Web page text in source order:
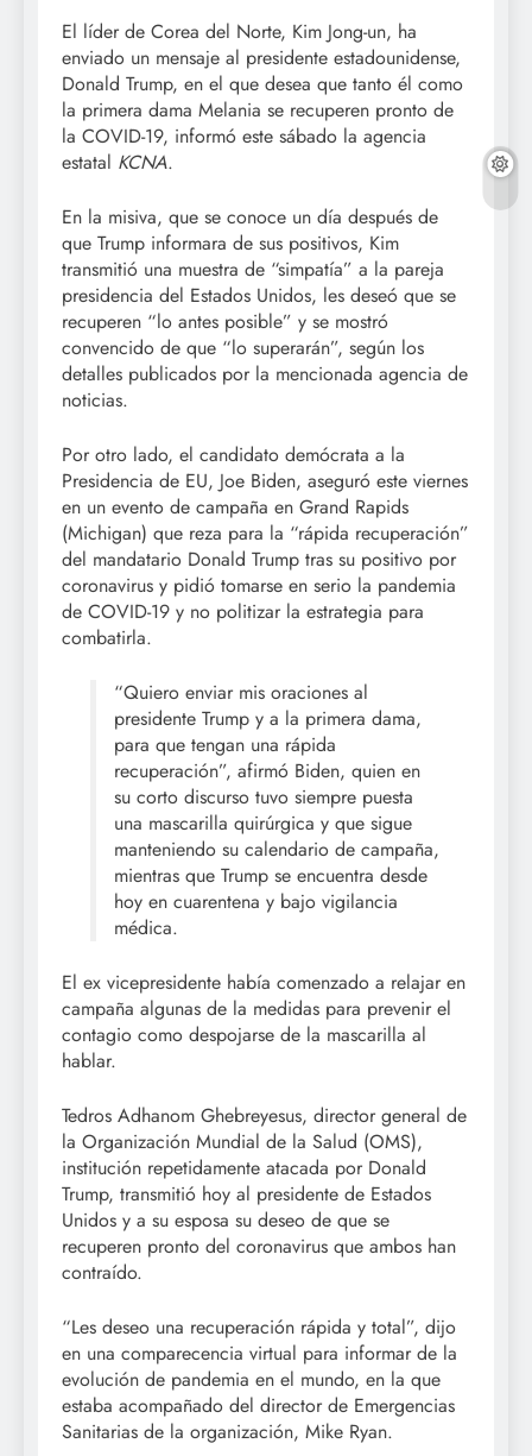
El líder de Corea del Norte, Kim Jong-un, ha
enviado un mensaje al presidente estadounidense,
Donald Trump, en el que desea que tanto él como
la primera dama Melania se recuperen pronto de
la COVID-19, informó este sábado la agencia
estatal KCNA.
En la misiva, que se conoce un día después de
que Trump informara de sus positivos, Kim
transmitió una muestra de “simpatía” a la pareja
presidencia del Estados Unidos, les deseó que se
recuperen “lo antes posible” y se mostró
convencido de que “lo superarán”, según los
detalles publicados por la mencionada agencia de
noticias.
Por otro lado, el candidato demócrata a la
Presidencia de EU, Joe Biden, aseguró este viernes
en un evento de campaña en Grand Rapids
(Michigan) que reza para la “rápida recuperación”
del mandatario Donald Trump tras su positivo por
coronavirus y pidió tomarse en serio la pandemia
de COVID-19 y no politizar la estrategia para
combatirla.
“Quiero enviar mis oraciones al
presidente Trump y a la primera dama,
para que tengan una rápida
recuperación”, afirmó Biden, quien en
su corto discurso tuvo siempre puesta
una mascarilla quirúrgica y que sigue
manteniendo su calendario de campaña,
mientras que Trump se encuentra desde
hoy en cuarentena y bajo vigilancia
médica.
El ex vicepresidente había comenzado a relajar en
campaña algunas de la medidas para prevenir el
contagio como despojarse de la mascarilla al
hablar.
Tedros Adhanom Ghebreyesus, director general de
la Organización Mundial de la Salud (OMS),
institución repetidamente atacada por Donald
Trump, transmitió hoy al presidente de Estados
Unidos y a su esposa su deseo de que se
recuperen pronto del coronavirus que ambos han
contraído.
“Les deseo una recuperación rápida y total”, dijo
en una comparecencia virtual para informar de la
evolución de pandemia en el mundo, en la que
estaba acompañado del director de Emergencias
Sanitarias de la organización, Mike Ryan.